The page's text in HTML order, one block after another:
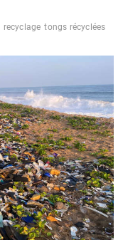
recyclage tongs récyclées